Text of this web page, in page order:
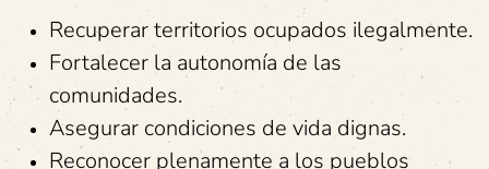
Recuperar territorios ocupados ilegalmente.
Fortalecer la autonomía de las
comunidades.
Asegurar condiciones de vida dignas.
Reconocer plenamente a los pueblos